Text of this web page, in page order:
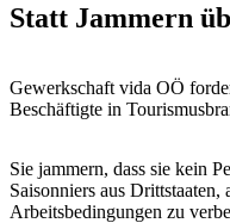
Statt Jammern
Gewerkschaft vida OÖ
Beschäftigte in
Sie jammern, dass sie kein
Saisonniers aus
Arbeitsbedingungen zu